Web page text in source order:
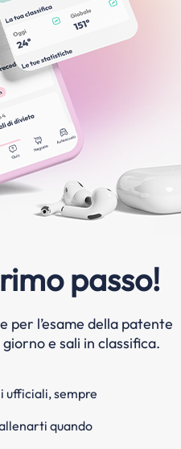
passo!
per l’esame della patente
e sali in classifica.
ufficiali, sempre
quando